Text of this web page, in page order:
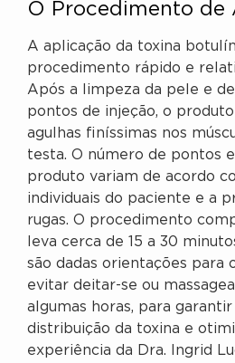
O Procedimento de
A aplicação da toxina
procedimento rápido e
Após a limpeza da pele e
pontos de injeção, o
agulhas finíssimas nos
testa. O número de pontos
produto variam de acordo
individuais do paciente e a
rugas. O procedimento
leva cerca de 15 a 30
são dadas orientações para
evitar deitar-se ou
algumas horas, para
distribuição da toxina e
experiência da Dra. Ingrid